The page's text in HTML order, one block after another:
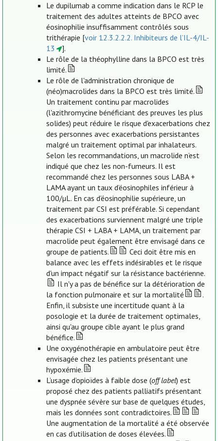
Le dupilumab a comme indication dans le RCP le
traitement des adultes atteints de BPCO avec
éosinophilie insuffisamment contrôlés sous
trithérapie [voir 12.3.2.2.2. Inhibiteurs de l’IL-4/IL-
13
].
Le rôle de la théophylline dans la BPCO est très
limité.
Le rôle de l'administration chronique de
(néo)macrolides dans la BPCO est très limité.
Un traitement continu par macrolides
(l'azithromycine bénéficiant des preuves les plus
solides) peut réduire le risque d'exacerbations chez
des personnes avec exacerbations persistantes
malgré un traitement optimal par inhalateurs.
Selon les recommandations, un macrolide n’est
indiqué que chez les non-fumeurs. Il est
recommandé chez les personnes sous LABA +
LAMA ayant un taux d’éosinophiles inférieur à
100/µL. En cas d’éosinophilie supérieure, un
traitement par CSI est préférable. Si cependant
des exacerbations surviennent malgré une triple
thérapie CSI + LABA + LAMA, un traitement par
macrolide peut également être envisagé dans ce
groupe de patients.
Ceci doit être mis en
balance avec les effets indésirables et le risque
d'un impact négatif sur la résistance bactérienne.
Il n'y a pas de bénéfice sur la détérioration de
la fonction pulmonaire et sur la mortalité
.
Enfin, il subsiste une incertitude quant à la
posologie et la durée de traitement optimales,
ainsi qu'au groupe cible ayant le plus grand
bénéfice.
Une oxygénothérapie en ambulatoire peut être
envisagée chez les patients présentant une
hypoxémie.
L’usage d’opioïdes à faible dose (off label) est
proposé chez des patients palliatifs présentant
une dyspnée sévère sur base de quelques études,
mais les données sont contradictoires.
Une augmentation de la mortalité a été observée
en cas d’utilisation de doses élevées.